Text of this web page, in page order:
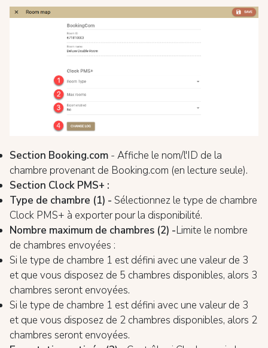
Section Booking.com - Affiche le nom/l'ID de la
chambre provenant de Booking.com (en lecture seule).
Section Clock PMS+ :
Type de chambre (1) - Sélectionnez le type de chambre
Clock PMS+ à exporter pour la disponibilité.
Nombre maximum de chambres (2) -Limite le nombre
de chambres envoyées :
Si le type de chambre 1 est défini avec une valeur de 3
et que vous disposez de 5 chambres disponibles, alors 3
chambres seront envoyées.
Si le type de chambre 1 est défini avec une valeur de 3
et que vous disposez de 2 chambres disponibles, alors 2
chambres seront envoyées.